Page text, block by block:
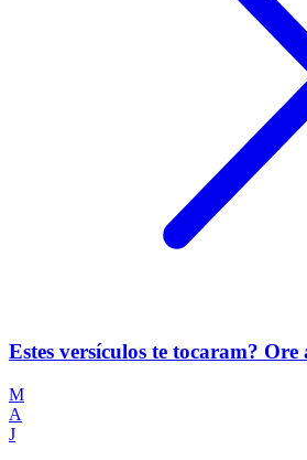
Estes versículos te tocaram? Ore
M
A
J